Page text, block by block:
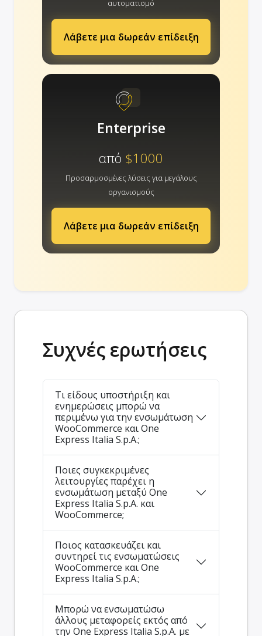
αυτοματισμό
Λάβετε μια δωρεάν επίδειξη
Enterprise
από $1000
Προσαρμοσμένες λύσεις για μεγάλους
οργανισμούς
Λάβετε μια δωρεάν επίδειξη
Συχνές ερωτήσεις
Τι είδους υποστήριξη και
ενημερώσεις μπορώ να
περιμένω για την ενσωμάτωση
WooCommerce και One
Express Italia S.p.A.;
Ποιες συγκεκριμένες
λειτουργίες παρέχει η
ενσωμάτωση μεταξύ One
Express Italia S.p.A. και
WooCommerce;
Ποιος κατασκευάζει και
συντηρεί τις ενσωματώσεις
WooCommerce και One
Express Italia S.p.A.;
Μπορώ να ενσωματώσω
άλλους μεταφορείς εκτός από
την One Express Italia S.p.A. με